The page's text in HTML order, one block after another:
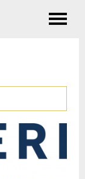
Toggle